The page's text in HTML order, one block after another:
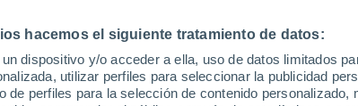
hacemos el siguiente tratamiento de datos:
dispositivo y/o acceder a ella, uso de datos limitados
utilizar perfiles para seleccionar la publicidad
de perfiles para la selección de contenido personalizado,